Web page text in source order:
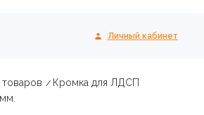
Личный кабинет
товаров
Кромка для ЛДСП